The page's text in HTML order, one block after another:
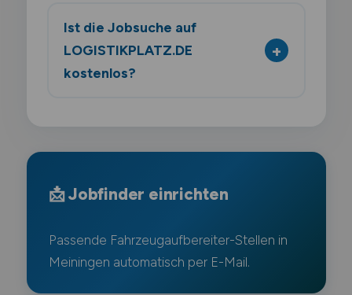
Ist die Jobsuche auf
LOGISTIKPLATZ.DE
kostenlos?
📩 Jobfinder einrichten
Passende Fahrzeugaufbereiter-Stellen in
Meiningen automatisch per E-Mail.